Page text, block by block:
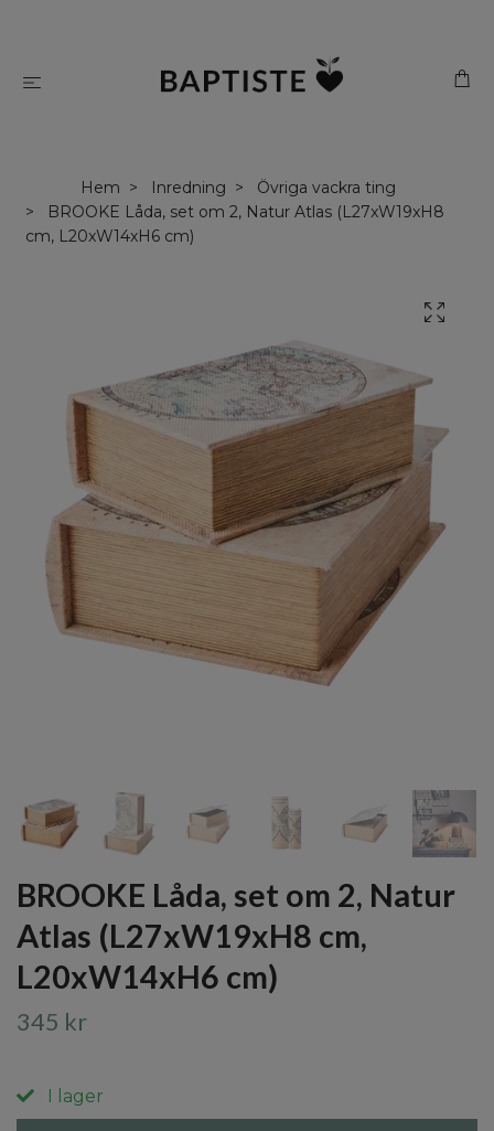
Hem Inredning
Övriga vackra ting
BROOKE Låda, set om 2, Natur Atlas (L27xW19xH8
cm, L20xW14xH6 cm)
BROOKE Låda, set om 2, Natur
Atlas (L27xW19xH8 cm,
L20xW14xH6 cm)
345 kr
I lager